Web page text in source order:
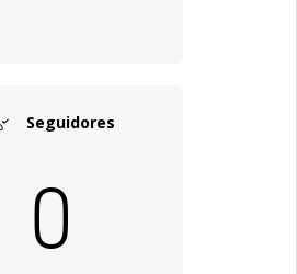
Seguidores
0